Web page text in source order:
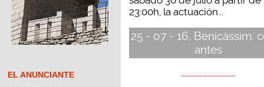
EL ANUNCIANTE
23:00h, la actuación...
25 - 07 - 16, Benicàssim.
antes